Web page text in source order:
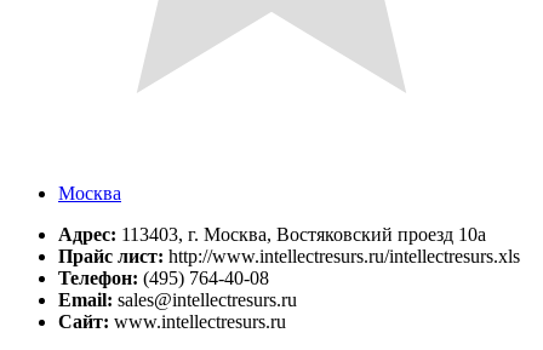
Москва
Адрес: 113403, г. Москва, Востяковский проезд 10а
Прайс лист: http://www.intellectresurs.ru/intellectresurs.xls
Телефон: (495) 764-40-08
Email: sales@intellectresurs.ru
Сайт: www.intellectresurs.ru